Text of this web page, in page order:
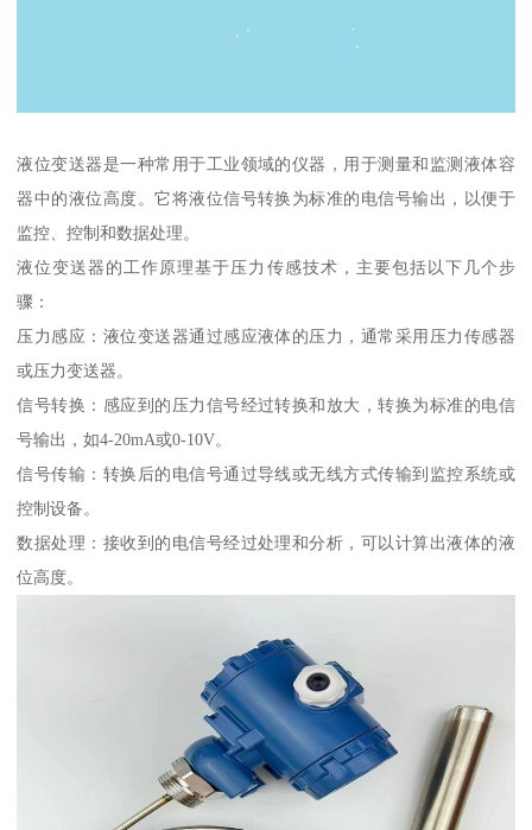
液位变送器是一种常用于工业领域的仪器，用于测量和监测液体容
器中的液位高度。它将液位信号转换为标准的电信号输出，以便于
监控、控制和数据处理。
液位变送器的工作原理基于压力传感技术，主要包括以下几个步
骤：
压力感应：液位变送器通过感应液体的压力，通常采用压力传感器
或压力变送器。
信号转换：感应到的压力信号经过转换和放大，转换为标准的电信
号输出，如4-20mA或0-10V。
信号传输：转换后的电信号通过导线或无线方式传输到监控系统或
控制设备。
数据处理：接收到的电信号经过处理和分析，可以计算出液体的液
位高度。